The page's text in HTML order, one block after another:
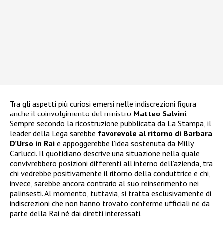
Tra gli aspetti più curiosi emersi nelle indiscrezioni figura
anche il coinvolgimento del ministro Matteo Salvini.
Sempre secondo la ricostruzione pubblicata da La Stampa, il
leader della Lega sarebbe favorevole al ritorno di Barbara
D’Urso in Rai e appoggerebbe l’idea sostenuta da Milly
Carlucci. Il quotidiano descrive una situazione nella quale
convivrebbero posizioni differenti all’interno dell’azienda, tra
chi vedrebbe positivamente il ritorno della conduttrice e chi,
invece, sarebbe ancora contrario al suo reinserimento nei
palinsesti. Al momento, tuttavia, si tratta esclusivamente di
indiscrezioni che non hanno trovato conferme ufficiali né da
parte della Rai né dai diretti interessati.